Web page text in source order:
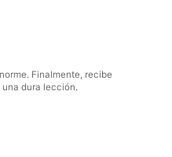
Finalmente, recibe
dura lección.